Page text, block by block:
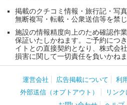
掲載のクチコミ情報・旅行記・写
無断複写・転載・公衆送信等を禁じ
施設の情報精度向上のため確認作
保証いたしかねます。ご予約につ
イトとの直接契約となり、株式会
損害に関して一切責任を負いかねま
運営会社 広告掲載について 利
外部送信（オプトアウト）
リン